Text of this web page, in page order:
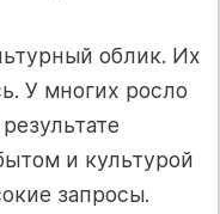
облик. Их
У многих росло
и культурой
запросы.